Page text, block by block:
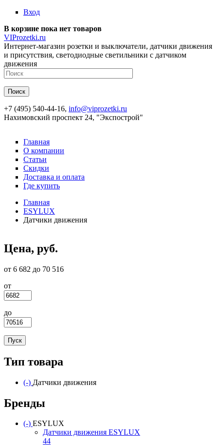
Перейти к основному содержанию
Вход
В корзине пока нет товаров
VIProzetki.ru
Интернет-магазин розетки и выключатели, датчики движения
и присутствия, светодиодные светильники с датчиком
движения
+7 (495) 540-44-16, info@viprozetki.ru
Нахимовский проспект 24, "Экспострой"
Главная
О компании
Статьи
Скидки
Доставка и оплата
Где купить
Главная
ESYLUX
Датчики движения
Цена, руб.
от 6 682 до 70 516
от
до
Тип товара
(-) Remove Датчики движения filter
Датчики движения
Бренды
(-) Remove ESYLUX filter
ESYLUX
Датчики движения ESYLUX
44